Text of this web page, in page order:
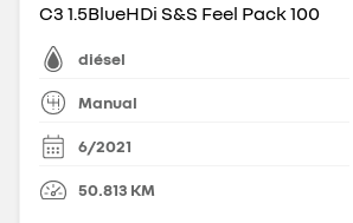
C3 1.5BlueHDi S&S Feel Pack 100
diésel
Manual
6/2021
50.813 KM